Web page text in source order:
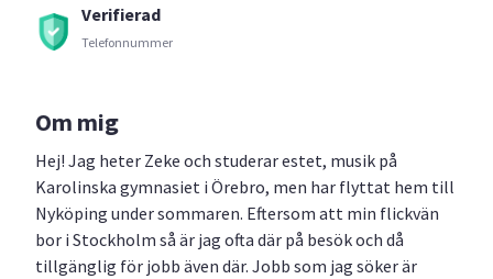
Verifierad
Telefonnummer
Om mig
Hej! Jag heter Zeke och studerar estet, musik på
Karolinska gymnasiet i Örebro, men har flyttat hem till
Nyköping under sommaren. Eftersom att min flickvän
bor i Stockholm så är jag ofta där på besök och då
tillgänglig för jobb även där. Jobb som jag söker är